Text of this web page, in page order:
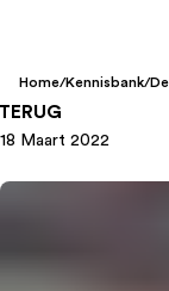
Home/Kennisbank/
18 Maart 2022